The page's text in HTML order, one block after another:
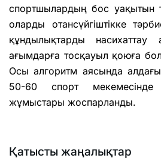
спортшылардың бос уақытын
оларды отансүйгіштікке
құндылықтарды насихаттау
ағымдарға тосқауыл қоюға
Осы алгоритм аясында
50-60 спорт мекемесінде
жұмыстары жоспарланды.
Қатысты жаңалықтар